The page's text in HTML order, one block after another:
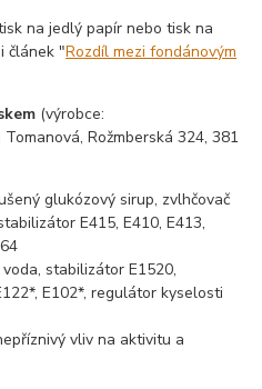
na jedlý papír nebo tisk na
článek "Rozdíl mezi fondánovým
(výrobce:
Tomanová, Rožmberská 324, 381
glukózový sirup, zvlhčovač
E415, E410, E413,
stabilizátor E1520,
E102*, regulátor kyselosti
vliv na aktivitu a